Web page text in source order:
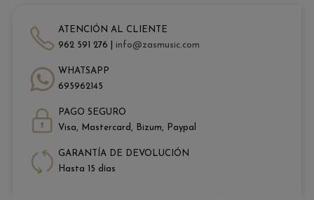
ATENCIÓN AL CLIENTE
962 591 276 | info@zasmusic.com
WHATSAPP
695962145
PAGO SEGURO
Visa, Mastercard, Bizum, Paypal
GARANTÍA DE DEVOLUCIÓN
Hasta 15 días